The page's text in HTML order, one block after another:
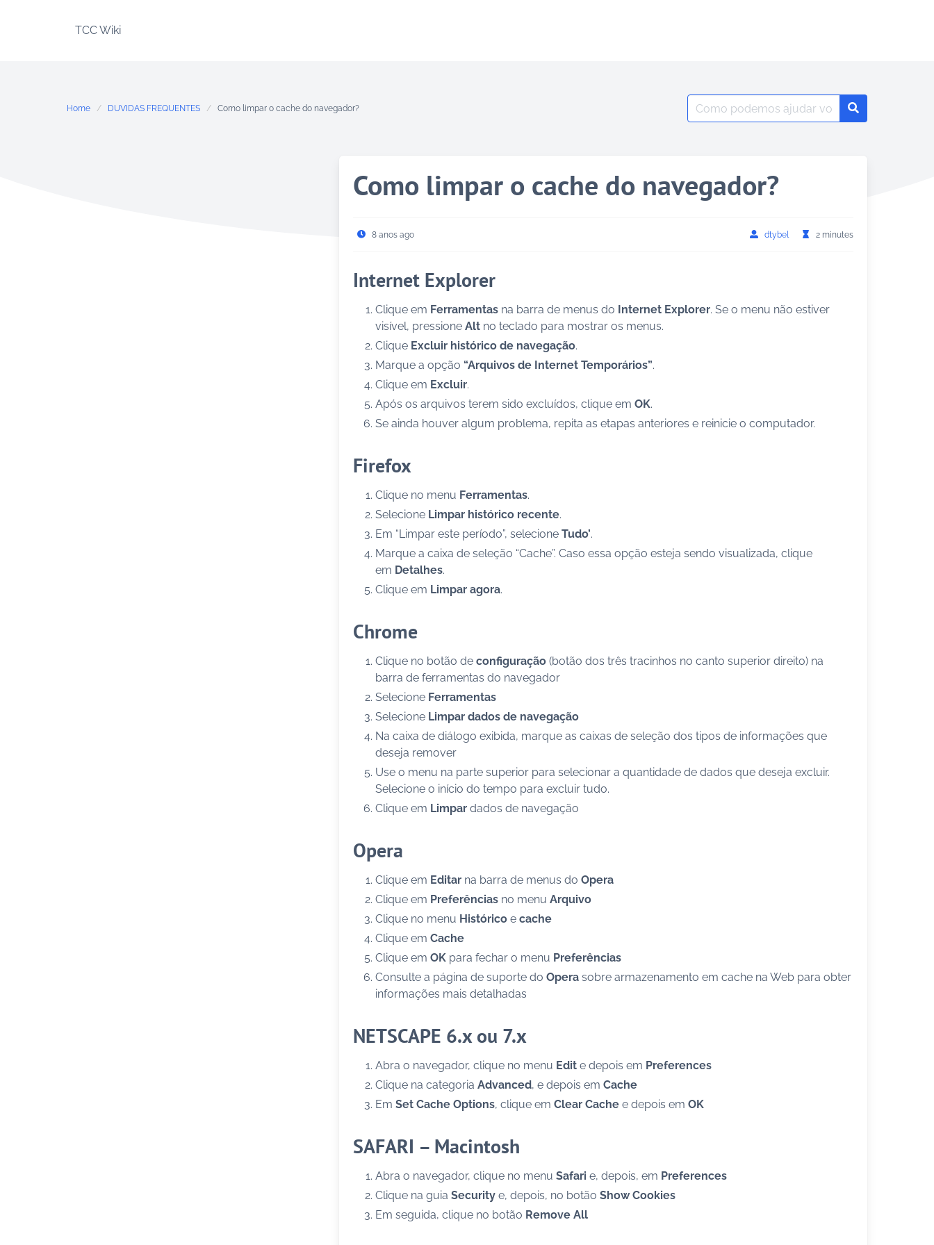
TCC Wiki
Home DUVIDAS FREQUENTES Como limpar o cache do navegador?
Search
for:
Search
Como limpar o cache do navegador?
8 anos ago dtybel 2 minutes
Internet Explorer
Clique em Ferramentas na barra de menus do Internet Explorer. Se o menu não estiver
visível, pressioneAlt no teclado para mostrar os menus.
Clique Excluir histórico de navegação.
Marque a opção “Arquivos de Internet Temporários”.
Clique em Excluir.
Após os arquivos terem sido excluídos, clique emOK.
Se ainda houver algum problema, repita as etapas anteriores e reinicie o computador.
Firefox
Clique no menu Ferramentas.
Selecione Limpar histórico recente.
Em “Limpar este período”, selecioneTudo’.
Marque a caixa de seleção “Cache”. Caso essa opção esteja sendo visualizada, clique
em Detalhes.
Clique em Limpar agora.
Chrome
Clique no botão deconfiguração (botão dos três tracinhos no canto superior direito) na
barra de ferramentas do navegador
Selecione Ferramentas
Selecione Limpar dados de navegação
Na caixa de diálogo exibida, marque as caixas de seleção dos tipos de informações que
deseja remover
Use o menu na parte superior para selecionar a quantidade de dados que deseja excluir.
Selecione o início do tempo para excluir tudo.
Clique em Limpar dados de navegação
Opera
Clique em Editar na barra de menus doOpera
Clique em Preferências no menuArquivo
Clique no menu Histórico ecache
Clique emCache
Clique emOK para fechar o menu Preferências
Consulte a página de suporte doOpera sobre armazenamento em cache na Web para obter
informações mais detalhadas
NETSCAPE 6.x ou 7.x
Abra o navegador, clique no menu Edit e depois em Preferences
Clique na categoriaAdvanced, e depois emCache
EmSet Cache Options, clique emClear Cache e depois emOK
SAFARI – Macintosh
Abra o navegador, clique no menuSafari e, depois, em Preferences
Clique na guiaSecurity e, depois, no botãoShow Cookies
Em seguida, clique no botão Remove All